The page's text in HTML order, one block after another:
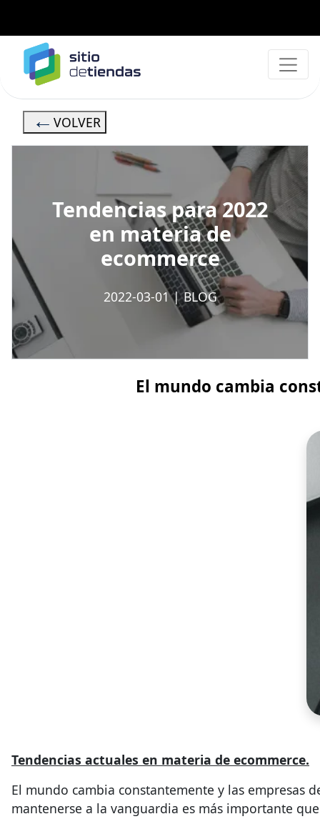
VOLVER
Tendencias para 2022
en materia de
ecommerce
2022-03-01|BLOG
El mundo cambia
Tendencias actuales en materia de ecommerce.
El mundo cambia constantemente y las empresas
mantenerse a la vanguardia es más importante